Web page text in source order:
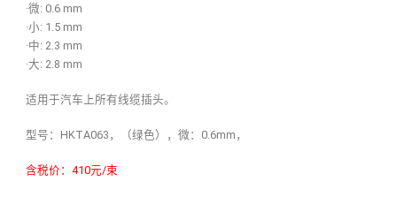
·微: 0.6 mm
·小: 1.5 mm
·中: 2.3 mm
·大: 2.8 mm
适用于汽车上所有线缆插头。
型号：HKTA063，（绿色），微：0.6mm，
含税价：410元/束